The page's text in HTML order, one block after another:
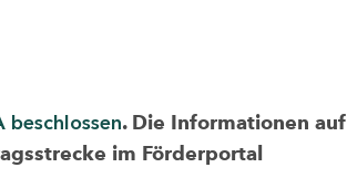
beschlossen. Die Informationen auf
im Förderportal